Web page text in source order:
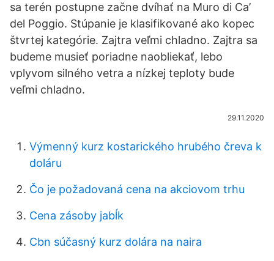
sa terén postupne začne dvíhať na Muro di Ca’
del Poggio. Stúpanie je klasifikované ako kopec
štvrtej kategórie. Zajtra veľmi chladno. Zajtra sa
budeme musieť poriadne naobliekať, lebo
vplyvom silného vetra a nízkej teploty bude
veľmi chladno.
29.11.2020
Výmenný kurz kostarického hrubého čreva k
doláru
Čo je požadovaná cena na akciovom trhu
Cena zásoby jabĺk
Cbn súčasný kurz dolára na naira